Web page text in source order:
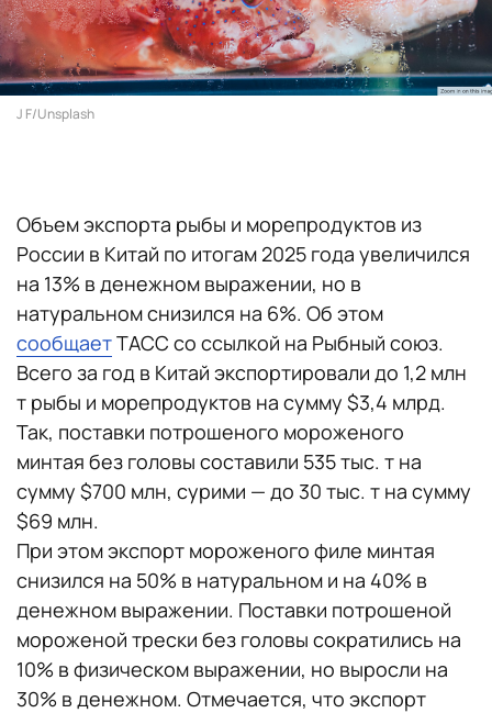
J F/Unsplash
Объем экспорта рыбы и морепродуктов из
России в Китай по итогам 2025 года увеличился
на 13% в денежном выражении, но в
натуральном снизился на 6%. Об этом
сообщаетТАСС со ссылкой на Рыбный союз.
Всего за год в Китай экспортировали до 1,2 млн
т рыбы и морепродуктов на сумму $3,4 млрд.
Так, поставки потрошеного мороженого
минтая без головы составили 535 тыс. т на
сумму $700 млн, сурими — до 30 тыс. т на сумму
$69 млн.
При этом экспорт мороженого филе минтая
снизился на 50% в натуральном и на 40% в
денежном выражении. Поставки потрошеной
мороженой трески без головы сократились на
10% в физическом выражении, но выросли на
30% в денежном. Отмечается, что экспорт